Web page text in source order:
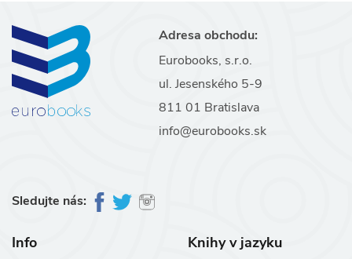
Adresa obchodu:
Eurobooks, s.r.o.
ul. Jesenského 5-9
811 01 Bratislava
info@eurobooks.sk
Sledujte nás:
Info Knihy v jazyku